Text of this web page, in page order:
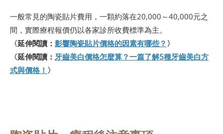
一般常見的陶瓷貼片費用，一顆約落在20,000～40,000元之
間，實際療程報價仍以各家診所收費標準為主。
〈延伸閱讀： 影響陶瓷貼片價格的因素有哪些？ 〉
〈延伸閱讀： 牙齒美白價格怎麼算？一篇了解5種牙齒美白方
式與價格！ 〉